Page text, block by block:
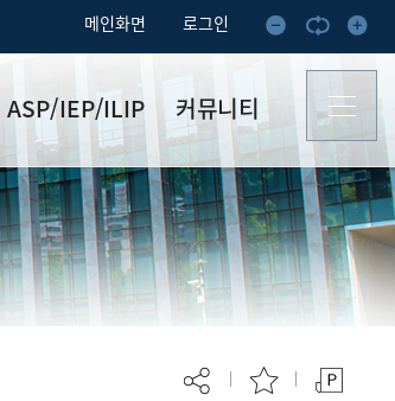
메인화면 로그인
ASP/IEP/ILIP
방과후영어프로
그램(ASP)
방학 IEP
통번역대 ILIP
커뮤니티
NOTICE
REMEMBER
FAQ
자료실